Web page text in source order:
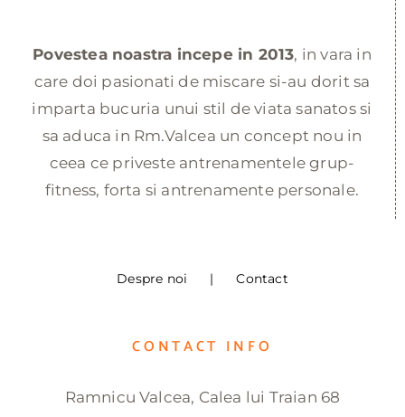
Povestea noastra incepe in 2013, in vara in
care doi pasionati de miscare si-au dorit sa
imparta bucuria unui stil de viata sanatos si
sa aduca in Rm.Valcea un concept nou in
ceea ce priveste antrenamentele grup-
fitness, forta si antrenamente personale.
Despre noi Contact
CONTACT INFO
Ramnicu Valcea, Calea lui Traian 68